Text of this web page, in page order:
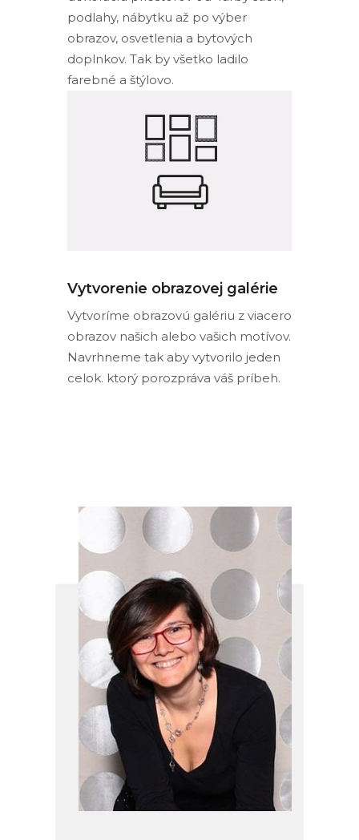
podlahy, nábytku až po výber
obrazov, osvetlenia a bytových
doplnkov. Tak by všetko ladilo
farebné a štýlovo.
Vytvorenie obrazovej galérie
Vytvoríme obrazovú galériu z viacero
obrazov našich alebo vašich motívov.
Navrhneme tak aby vytvorilo jeden
celok. ktorý porozpráva váš príbeh.